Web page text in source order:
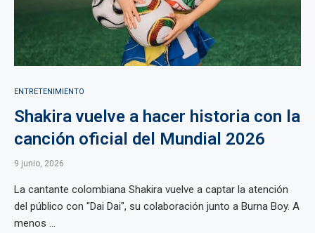
ENTRETENIMIENTO
Shakira vuelve a hacer historia con la
canción oficial del Mundial 2026
9 junio, 2026
La cantante colombiana Shakira vuelve a captar la atención
del público con "Dai Dai", su colaboración junto a Burna Boy. A
menos ...